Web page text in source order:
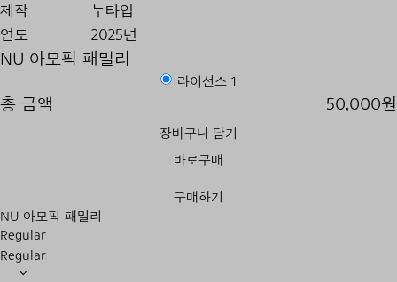
제작
누타입
연도
2025년
NU 아모픽 패밀리
라이선스 1
총 금액 50,000원
장바구니 담기
바로구매
구매하기
NU 아모픽 패밀리
Regular
Regular